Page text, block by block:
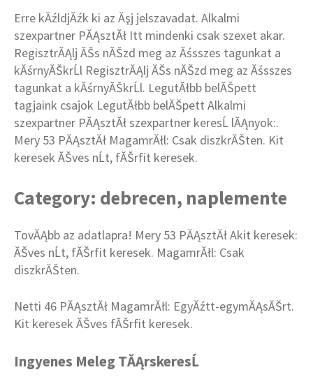
Erre kĂźldjĂźk ki az Ăşj jelszavadat. Alkalmi
szexpartner PĂĄsztĂł Itt mindenki csak szexet akar.
RegisztrĂĄlj ĂŠs nĂŠzd meg az Ăśsszes tagunkat a
kĂśrnyĂŠkrĹl RegisztrĂĄlj ĂŠs nĂŠzd meg az Ăśsszes
tagunkat a kĂśrnyĂŠkrĹl. LegutĂłbb belĂŠpett
tagjaink csajok LegutĂłbb belĂŠpett Alkalmi
szexpartner PĂĄsztĂł szexpartner keresĹ lĂĄnyok:.
Mery 53 PĂĄsztĂł MagamrĂłl: Csak diszkrĂŠten. Kit
keresek ĂŠves nĹt, fĂŠrfit keresek.
Category: debrecen, naplemente
TovĂĄbb az adatlapra! Mery 53 PĂĄsztĂł Akit keresek:
ĂŠves nĹt, fĂŠrfit keresek. MagamrĂłl: Csak
diszkrĂŠten.
Netti 46 PĂĄsztĂł MagamrĂłl: EgyĂźtt-egymĂĄsĂŠrt.
Kit keresek ĂŠves fĂŠrfit keresek.
Ingyenes Meleg TĂĄrskeresĹ